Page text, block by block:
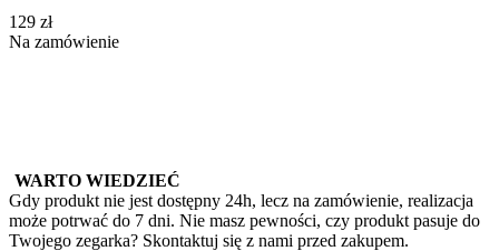
‍129‍ zł
Na zamówienie
WARTO WIEDZIEĆ
Gdy produkt nie jest dostępny 24h, lecz na zamówienie, realizacja
może potrwać do 7 dni. Nie masz pewności, czy produkt pasuje do
Twojego zegarka? Skontaktuj się z nami przed zakupem.